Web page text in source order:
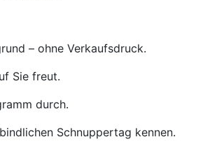
– ohne Verkaufsdruck.
Sie freut.
durch.
Schnuppertag kennen.